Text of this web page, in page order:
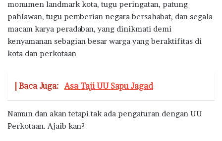
monumen landmark kota, tugu peringatan, patung
pahlawan, tugu pemberian negara bersahabat, dan segala
macam karya peradaban, yang dinikmati demi
kenyamanan sebagian besar warga yang beraktifitas di
kota dan perkotaan
| Baca Juga: Asa Taji UU Sapu Jagad
Namun dan akan tetapi tak ada pengaturan dengan UU
Perkotaan. Ajaib kan?